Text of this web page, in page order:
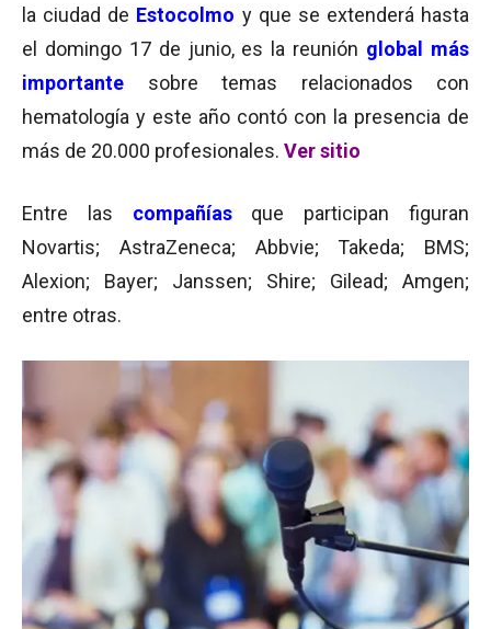
la ciudad de Estocolmo y que se extenderá hasta
el domingo 17 de junio, es la reunión global más
importante
sobre temas relacionados con
hematología y este año contó con la presencia de
más de 20.000 profesionales. Ver sitio
Entre las compañíasque participan figuran
Novartis; AstraZeneca; Abbvie; Takeda; BMS;
Alexion; Bayer; Janssen; Shire; Gilead; Amgen;
entre otras.